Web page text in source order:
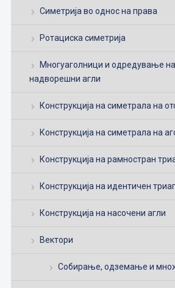
Симетрија во однос на права
Ротациска симетрија
Многуаголници и одредување
надворешни агли
Конструкција на симетрала на
Конструкција на симетрала на
Конструкција на рамностран
Конструкција на идентичен
Конструкција на насочени агли
Вектори
Собирање, одземање и